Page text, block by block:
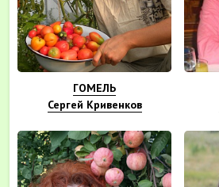
ГОМЕЛЬ
Сергей Кривенков